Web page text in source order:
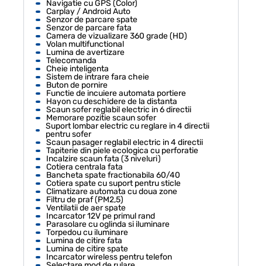
Navigatie cu GPS (Color)
Carplay / Android Auto
Senzor de parcare spate
Senzor de parcare fata
Camera de vizualizare 360 grade (HD)
Volan multifunctional
Lumina de avertizare
Telecomanda
Cheie inteligenta
Sistem de intrare fara cheie
Buton de pornire
Functie de incuiere automata portiere
Hayon cu deschidere de la distanta
Scaun sofer reglabil electric in 6 directii
Memorare pozitie scaun sofer
Suport lombar electric cu reglare in 4 directii
pentru sofer
Scaun pasager reglabil electric in 4 directii
Tapiterie din piele ecologica cu perforatie
Incalzire scaun fata (3 niveluri)
Cotiera centrala fata
Bancheta spate fractionabila 60/40
Cotiera spate cu suport pentru sticle
Climatizare automata cu doua zone
Filtru de praf (PM2,5)
Ventilatii de aer spate
Incarcator 12V pe primul rand
Parasolare cu oglinda si iluminare
Torpedou cu iluminare
Lumina de citire fata
Lumina de citire spate
Incarcator wireless pentru telefon